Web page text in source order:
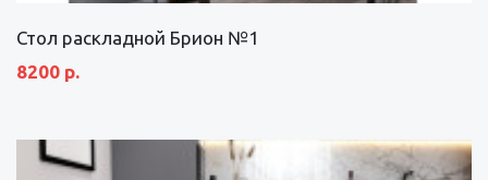
Стол раскладной Брион №1
8200 р.